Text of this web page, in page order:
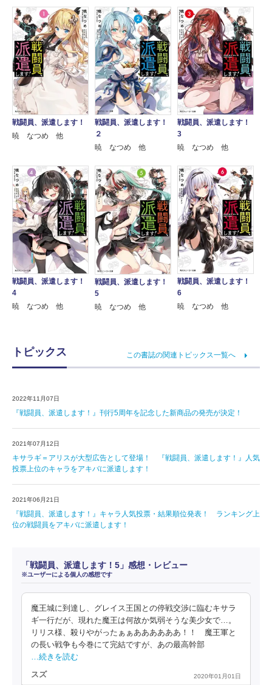
戦闘員、派遣します！
暁 なつめ 他
戦闘員、派遣します！
２
暁 なつめ 他
戦闘員、派遣します！
3
暁 なつめ 他
戦闘員、派遣します！
4
暁 なつめ 他
戦闘員、派遣します！
5
暁 なつめ 他
戦闘員、派遣します！
6
暁 なつめ 他
トピックス この書誌の関連トピックス一覧へ
2022年11月07日
『戦闘員、派遣します！』刊行5周年を記念した新商品の発売が決定！
2021年07月12日
キサラギ＝アリスが大型広告として登場！ 『戦闘員、派遣します！』人気
投票上位のキャラをアキバに派遣します！
2021年06月21日
『戦闘員、派遣します！』キャラ人気投票・結果順位発表！ ランキング上
位の戦闘員をアキバに派遣します！
「戦闘員、派遣します！5」感想・レビュー
※ユーザーによる個人の感想です
魔王城に到達し、グレイス王国との停戦交渉に臨むキサラ
ギ一行だが、現れた魔王は何故か気弱そうな美少女で…。
リリス様、殺りやがったぁぁああああああ！！ 魔王軍と
の長い戦争も今巻にて完結ですが、あの最高幹部
…続きを読む
スズ 2020年01月01日